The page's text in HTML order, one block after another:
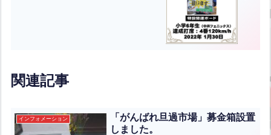
関連記事
インフォメーション
「がんばれ旦過市場」募金箱設置
しました。